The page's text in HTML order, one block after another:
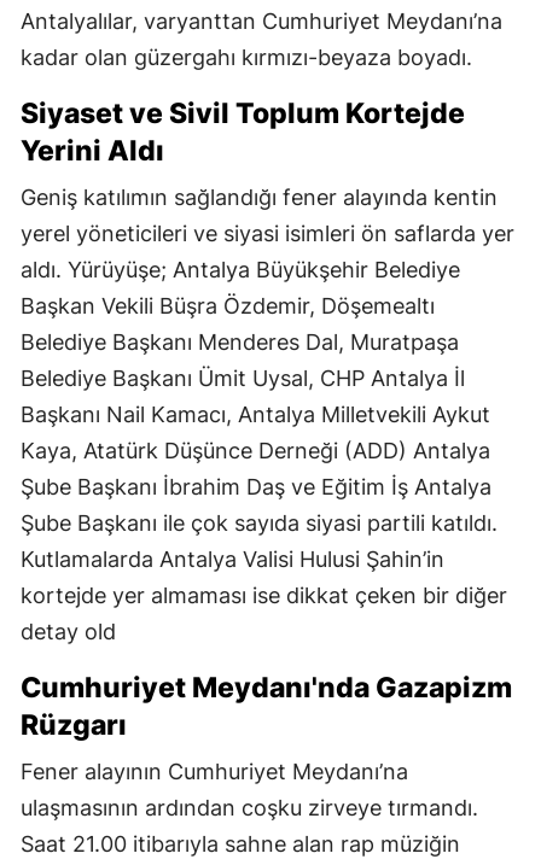
Antalyalılar, varyanttan Cumhuriyet Meydanı’na
kadar olan güzergahı kırmızı-beyaza boyadı.
Siyaset ve Sivil Toplum Kortejde
Yerini Aldı
Geniş katılımın sağlandığı fener alayında kentin
yerel yöneticileri ve siyasi isimleri ön saflarda yer
aldı. Yürüyüşe; Antalya Büyükşehir Belediye
Başkan Vekili Büşra Özdemir, Döşemealtı
Belediye Başkanı Menderes Dal, Muratpaşa
Belediye Başkanı Ümit Uysal, CHP Antalya İl
Başkanı Nail Kamacı, Antalya Milletvekili Aykut
Kaya, Atatürk Düşünce Derneği (ADD) Antalya
Şube Başkanı İbrahim Daş ve Eğitim İş Antalya
Şube Başkanı ile çok sayıda siyasi partili katıldı.
Kutlamalarda Antalya Valisi Hulusi Şahin’in
kortejde yer almaması ise dikkat çeken bir diğer
detay old
Cumhuriyet Meydanı'nda Gazapizm
Rüzgarı
Fener alayının Cumhuriyet Meydanı’na
ulaşmasının ardından coşku zirveye tırmandı.
Saat 21.00 itibarıyla sahne alan rap müziğin